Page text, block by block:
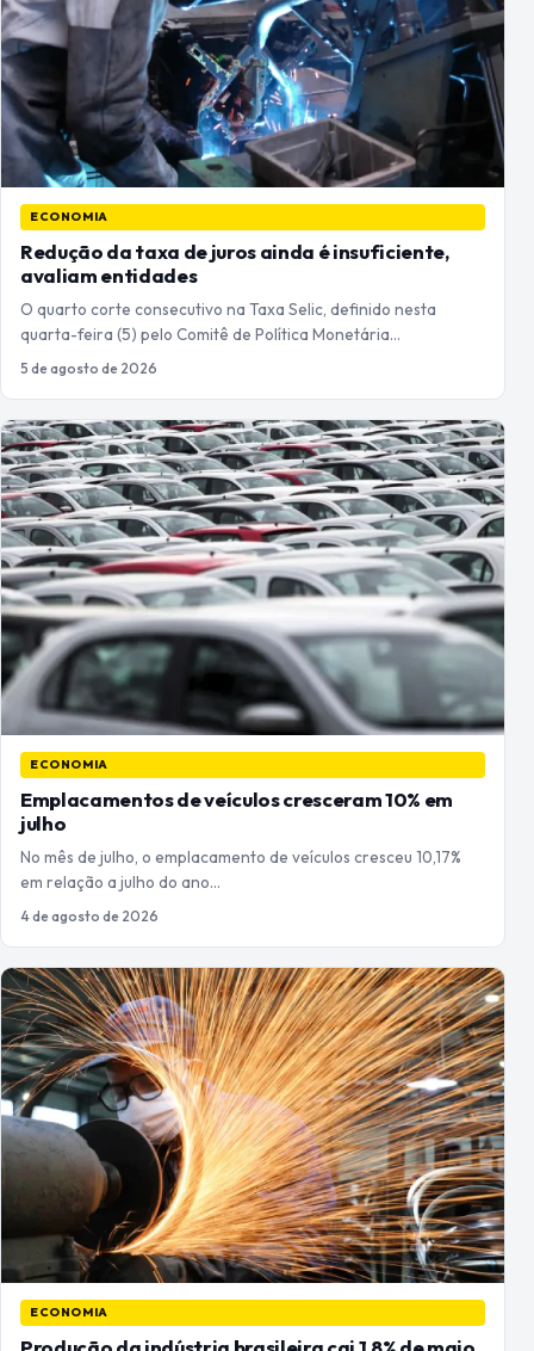
ECONOMIA
Redução da taxa de juros ainda é insuficiente,
avaliam entidades
O quarto corte consecutivo na Taxa Selic, definido nesta
quarta-feira (5) pelo Comitê de Política Monetária…
5 de agosto de 2026
ECONOMIA
Emplacamentos de veículos cresceram 10% em
julho
No mês de julho, o emplacamento de veículos cresceu 10,17%
em relação a julho do ano…
4 de agosto de 2026
ECONOMIA